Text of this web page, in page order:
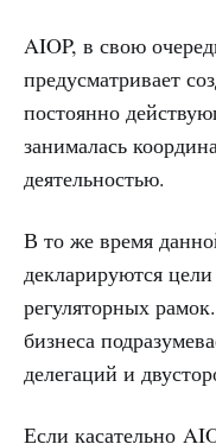
AIOP, в свою
предусматривает
постоянно
занималась
деятельностью.
В то же время
декларируются
регуляторных
бизнеса
делегаций и
Если касательно